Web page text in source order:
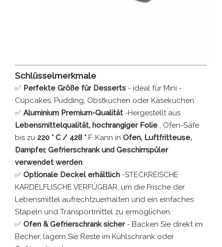
Schlüsselmerkmale
✅ Perfekte Größe für Desserts - ideal für Mini -
Cupcakes, Pudding, Obstkuchen oder Käsekuchen.
✅ Aluminium Premium-Qualität -Hergestellt aus
Lebensmittelqualität, hochrangiger Folie , Ofen-Safe
bis zu 220 ° C / 428 ° F. Kann in Ofen, Luftfritteuse,
Dampfer, Gefrierschrank und Geschirrspüler
verwendet werden.
✅ Optionale Deckel erhältlich -STECKREISCHE
KARDELFLISCHE VERFÜGBAR, um die Frische der
Lebensmittel aufrechtzuerhalten und ein einfaches
Stapeln und Transportmittel zu ermöglichen.
✅ Ofen & Gefrierschrank sicher - Backen Sie direkt im
Becher, lagern Sie Reste im Kühlschrank oder